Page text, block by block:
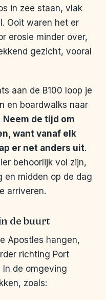
in zee staan, vlak
Ooit waren het er
erosie minder over,
gezicht, vooral
aan de B100 loop je
en boardwalks naar
Neem de tijd om
want vanaf elk
er net anders uit.
behoorlijk vol zijn,
en midden op de dag
arriveren.
de buurt
Apostles hangen,
richting Port
In de omgeving
zoals: